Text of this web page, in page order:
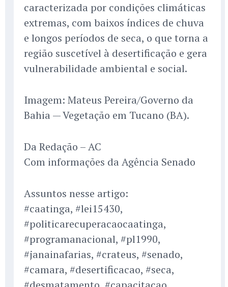
caracterizada por condições climáticas
extremas, com baixos índices de chuva
e longos períodos de seca, o que torna a
região suscetível à desertificação e gera
vulnerabilidade ambiental e social.
Imagem: Mateus Pereira/Governo da
Bahia — Vegetação em Tucano (BA).
Da Redação – AC
Com informações da Agência Senado
Assuntos nesse artigo:
#caatinga, #lei15430,
#politicarecuperacaocaatinga,
#programanacional, #pl1990,
#janainafarias, #crateus, #senado,
#camara, #desertificacao, #seca,